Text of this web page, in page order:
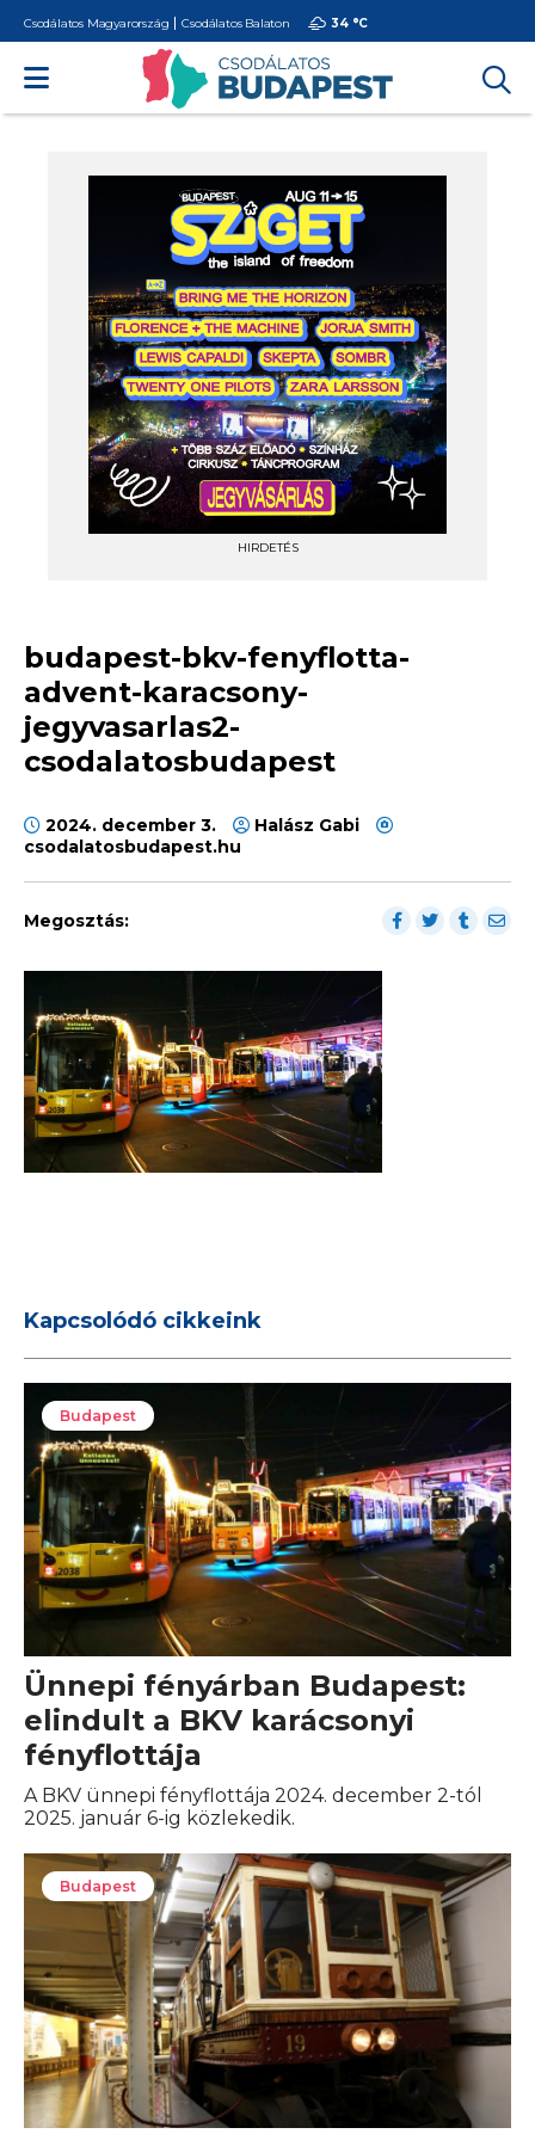
Csodálatos Magyarország Csodálatos Balaton 34 °C
HIRDETÉS
budapest-bkv-fenyflotta-
advent-karacsony-
jegyvasarlas2-
csodalatosbudapest
2024. december 3.
Halász Gabi
csodalatosbudapest.hu
Megosztás:
Kapcsolódó cikkeink
Budapest
Ünnepi fényárban Budapest:
elindult a BKV karácsonyi
fényflottája
A BKV ünnepi fényflottája 2024. december 2-tól
2025. január 6-ig közlekedik.
Budapest